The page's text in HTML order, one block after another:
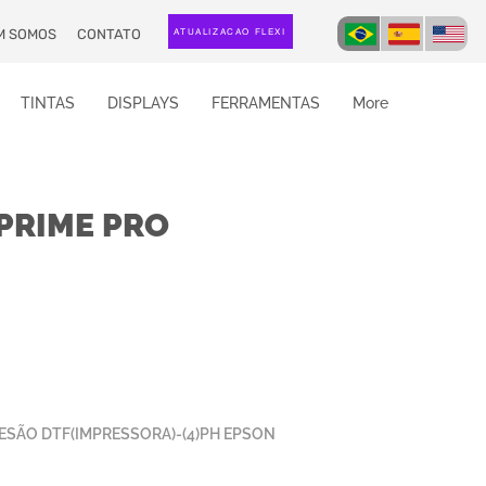
SOMOS CONTATO ATUALIZAÇÃO FLEXI
TINTAS DISPLAYS FERRAMENTAS More
PRO
DTF(IMPRESSORA)-(4)PH EPSON